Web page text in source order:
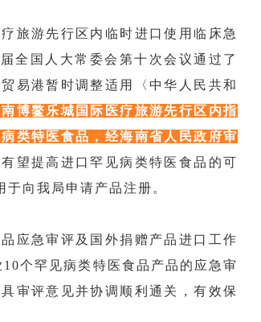
旅游先行区内临时进口使用临床急
全国人大常委会第十次会议通过了
易港暂时调整适用〈中华人民共和
博鳌乐城国际医疗旅游先行区内指
类特医食品，经海南省人民政府审
有望提高进口罕见病类特医食品的可
向我局申请产品注册。
应急审评及国外捐赠产品进口工作
个罕见病类特医食品产品的应急审
审评意见并协调顺利通关，有效保